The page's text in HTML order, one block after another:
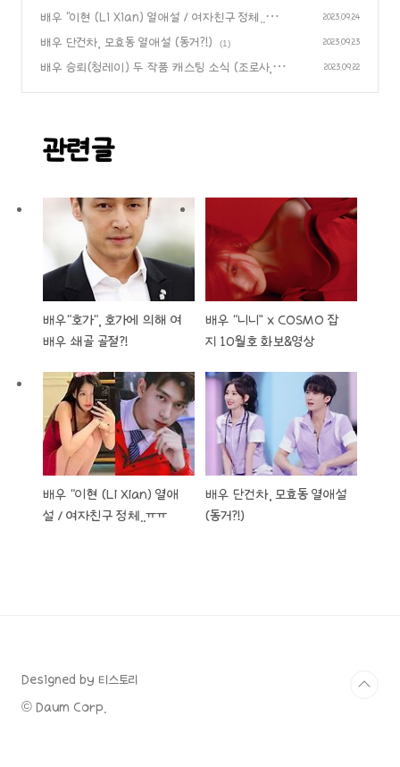
배우 "이현 (Li Xian) 열애설 / 여자친구 정체..ㅠㅠ
(1)
2023.09.24
배우 단건차, 모효동 열애설 (동거?!) (1) 2023.09.23
배우 승뢰(청레이) 두 작품 캐스팅 소식 (조로사, 노
2023.09.22
관련글
배우"호가", 호가에 의해 여
배우 쇄골 골절?!
배우 “니니” x COSMO 잡
지 10월호 화보&영상
배우 "이현 (Li Xian) 열애
설 / 여자친구 정체..ㅠㅠ
배우 단건차, 모효동 열애설
(동거?!)
Designed by 티스토리
© Daum Corp.